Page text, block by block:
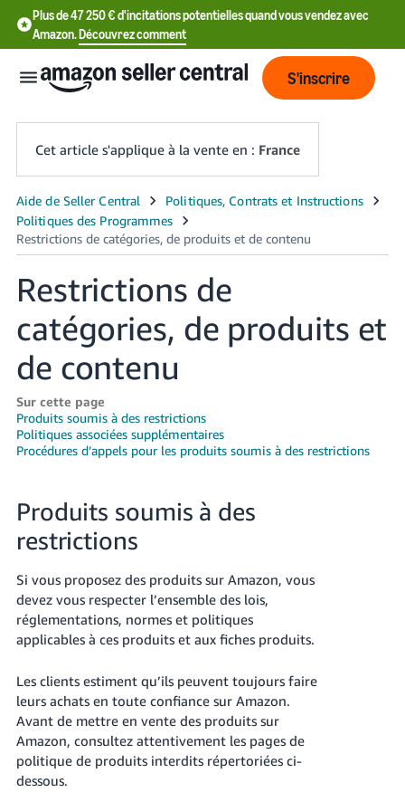
Plus de 47 250 € d'incitations potentielles quand vous vendez avec
Amazon.Découvrez comment
Français
中
文
CN
中
文
-
Deutsch
- DE
- FR
Italiano
日
本
-
JP
한
국
Login
S'inscrire
S'inscrire
Cet article s'applique à la vente en : France
Restrictions de
catégories, de produits et
de contenu
Sur cette page
Produits soumis à des restrictions
Politiques associées supplémentaires
Procédures d’appels pour les produits soumis à des restrictions
Produits soumis à des
restrictions
Si vous proposez des produits sur Amazon, vous
devez vous respecter l’ensemble des lois,
réglementations, normes et politiques
applicables à ces produits et aux fiches produits.
Les clients estiment qu’ils peuvent toujours faire
leurs achats en toute confiance sur Amazon.
Avant de mettre en vente des produits sur
Amazon, consultez attentivement les pages de
politique de produits interdits répertoriées ci-
dessous.